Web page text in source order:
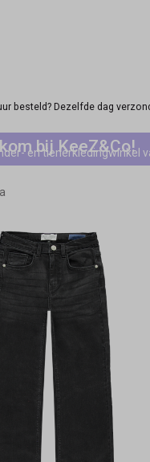
besteld? Dezelfde dag
bij KeeZ&Co!
en tienerkledingwinkel